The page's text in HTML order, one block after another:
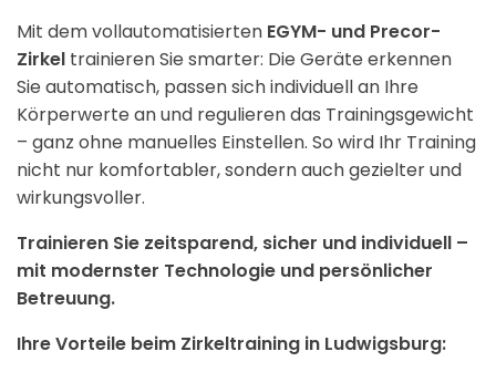
Mit dem vollautomatisierten EGYM- und Precor-
Zirkel trainieren Sie smarter: Die Geräte erkennen
Sie automatisch, passen sich individuell an Ihre
Körperwerte an und regulieren das Trainingsgewicht
– ganz ohne manuelles Einstellen. So wird Ihr Training
nicht nur komfortabler, sondern auch gezielter und
wirkungsvoller.
Trainieren Sie zeitsparend, sicher und individuell –
mit modernster Technologie und persönlicher
Betreuung.
Ihre Vorteile beim Zirkeltraining in Ludwigsburg: